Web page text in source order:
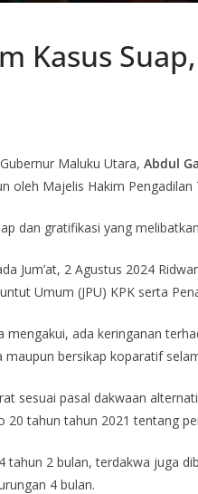
Kasus
Maluku Utara, Abdul
oleh Majelis Hakim
dan gratifikasi yang
Jum’at, 2 Agustus 2024
Umum (JPU) KPK serta
mengakui, ada keringanan
bersikap koparatif
sesuai pasal dakwaan
20 tahun tahun 2021 tentang
tahun 2 bulan, terdakwa juga
4 bulan.